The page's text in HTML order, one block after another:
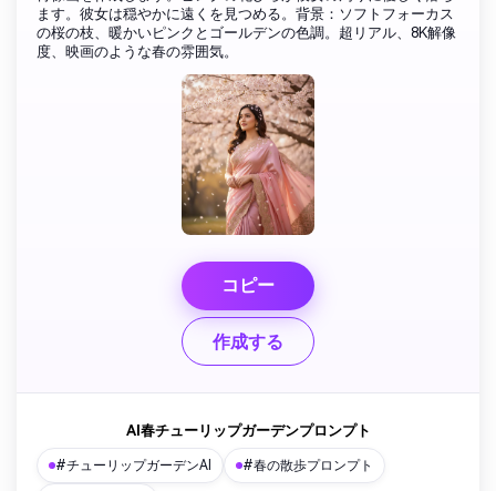
ます。彼女は穏やかに遠くを見つめる。背景：ソフトフォーカス
の桜の枝、暖かいピンクとゴールデンの色調。超リアル、8K解像
度、映画のような春の雰囲気。
コピー
作成する
AI春チューリップガーデンプロンプト
#チューリップガーデンAI #春の散歩プロンプト